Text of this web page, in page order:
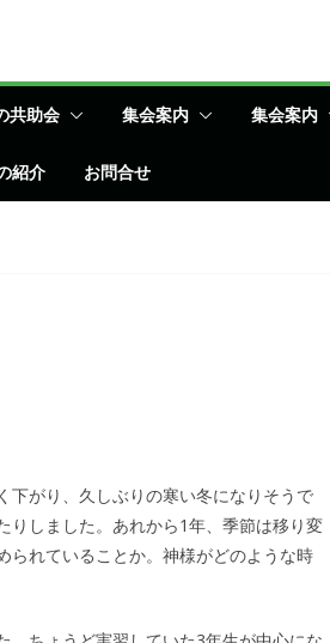
共助会 集会案内 集会案内
紹介 お問合せ
下がり、久しぶりの寒い冬になりそうで
りしました。あれから1年、季節は移り変
られていることか。神様がどのような時